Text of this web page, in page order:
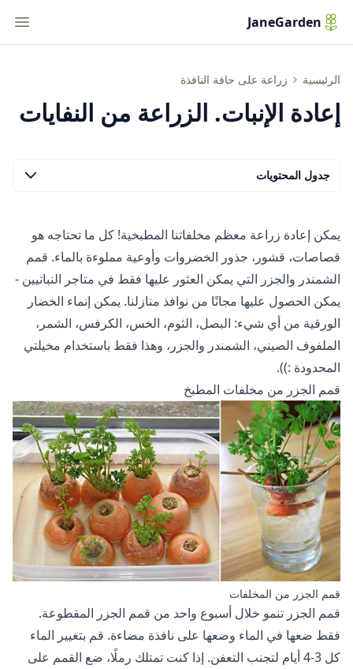
JaneGarden
الرئيسية زراعة على حافة النافذة إعادة الإنبات. الزراعة من النفايات
إعادة الإنبات. الزراعة من النفايات
يمكن إعادة زراعة معظم مخلفاتنا المطبخية! كل ما تحتاجه هو
قصاصات، قشور، جذور الخضروات وأوعية مملوءة بالماء. قمم
الشمندر والجزر التي يمكن العثور عليها فقط في متاجر النباتيين -
يمكن الحصول عليها مجانًا من نوافذ منازلنا. يمكن إنماء الخضار
الورقية من أي شيء: البصل، الثوم، الخس، الكرفس، الشمر،
الملفوف الصيني، الشمندر والجزر، وهذا فقط باستخدام مخيلتي
المحدودة :)).
قمم الجزر من مخلفات المطبخ
قمم الجزر من المخلفات
قمم الجزر تنمو خلال أسبوع واحد من قمم الجزر المقطوعة.
فقط ضعها في الماء وضعها على نافذة مضاءة. قم بتغيير الماء
كل 3-4 أيام لتجنب التعفن. إذا كنت تمتلك رملًا، ضع القمم على
جدول المحتويات